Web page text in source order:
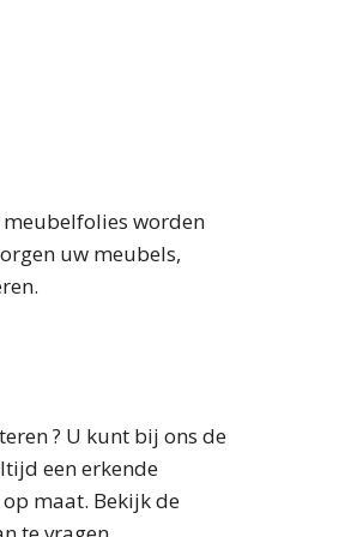
meubelfolies worden
uw meubels,
? U kunt bij ons de
een erkende
maat. Bekijk de